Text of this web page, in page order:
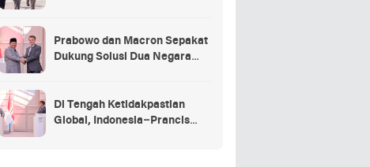
Prabowo dan Macron Sepakat
Dukung Solusi Dua Negara
Di Tengah Ketidakpastian
Global, Indonesia–Prancis